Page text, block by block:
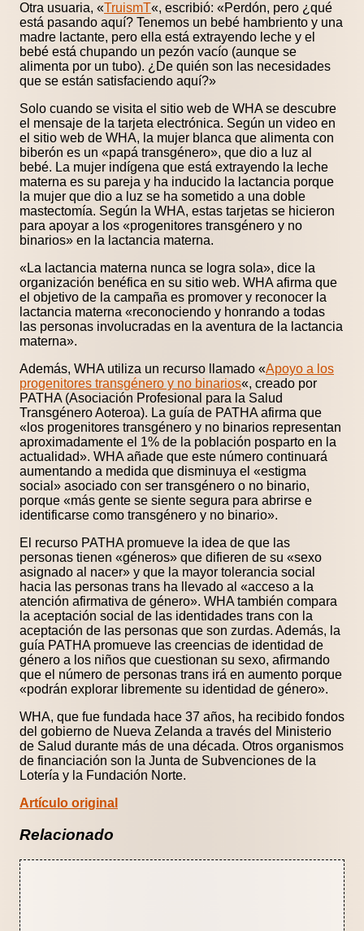
Otra usuaria, «TruismT«, escribió: «Perdón, pero ¿qué
está pasando aquí? Tenemos un bebé hambriento y una
madre lactante, pero ella está extrayendo leche y el
bebé está chupando un pezón vacío (aunque se
alimenta por un tubo). ¿De quién son las necesidades
que se están satisfaciendo aquí?»
Solo cuando se visita el sitio web de WHA se descubre
el mensaje de la tarjeta electrónica. Según un video en
el sitio web de WHA, la mujer blanca que alimenta con
biberón es un «papá transgénero», que dio a luz al
bebé. La mujer indígena que está extrayendo la leche
materna es su pareja y ha inducido la lactancia porque
la mujer que dio a luz se ha sometido a una doble
mastectomía. Según la WHA, estas tarjetas se hicieron
para apoyar a los «progenitores transgénero y no
binarios» en la lactancia materna.
«La lactancia materna nunca se logra sola», dice la
organización benéfica en su sitio web. WHA afirma que
el objetivo de la campaña es promover y reconocer la
lactancia materna «reconociendo y honrando a todas
las personas involucradas en la aventura de la lactancia
materna».
Además, WHA utiliza un recurso llamado «Apoyo a los
progenitores transgénero y no binarios«, creado por
PATHA (Asociación Profesional para la Salud
Transgénero Aoteroa). La guía de PATHA afirma que
«los progenitores transgénero y no binarios representan
aproximadamente el 1% de la población posparto en la
actualidad». WHA añade que este número continuará
aumentando a medida que disminuya el «estigma
social» asociado con ser transgénero o no binario,
porque «más gente se siente segura para abrirse e
identificarse como transgénero y no binario».
El recurso PATHA promueve la idea de que las
personas tienen «géneros» que difieren de su «sexo
asignado al nacer» y que la mayor tolerancia social
hacia las personas trans ha llevado al «acceso a la
atención afirmativa de género». WHA también compara
la aceptación social de las identidades trans con la
aceptación de las personas que son zurdas. Además, la
guía PATHA promueve las creencias de identidad de
género a los niños que cuestionan su sexo, afirmando
que el número de personas trans irá en aumento porque
«podrán explorar libremente su identidad de género».
WHA, que fue fundada hace 37 años, ha recibido fondos
del gobierno de Nueva Zelanda a través del Ministerio
de Salud durante más de una década. Otros organismos
de financiación son la Junta de Subvenciones de la
Lotería y la Fundación Norte.
Artículo original
Relacionado